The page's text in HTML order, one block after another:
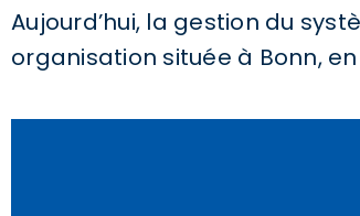
Aujourd’hui, la gestion du
organisation située à Bonn,